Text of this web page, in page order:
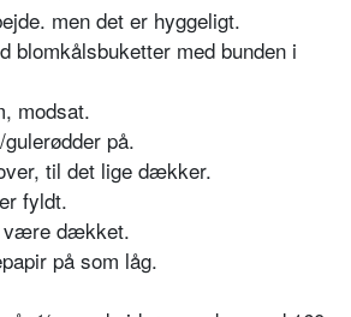
men det er hyggeligt.
blomkålsbuketter med bunden i
modsat.
på.
til det lige dækker.
fyldt.
være dækket.
på som låg.